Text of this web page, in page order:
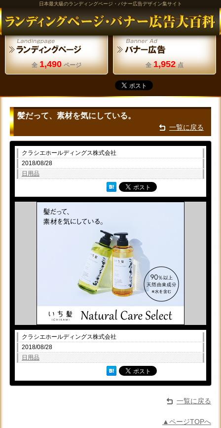
日本最大級のランディングページ・バナー広告デザイン集サイト
全 1,490 ページ 全 1,952 点
髪だって、素材を気にしている。
一覧に戻る
クラシエホールディングス株式会社
2018/08/28
日用品
クラシエホールディングス株式会社
2018/08/28
日用品
一覧に戻る
▲ページTOPへ